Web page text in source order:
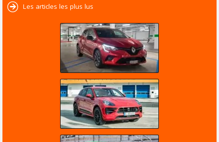
Les articles les plus lus